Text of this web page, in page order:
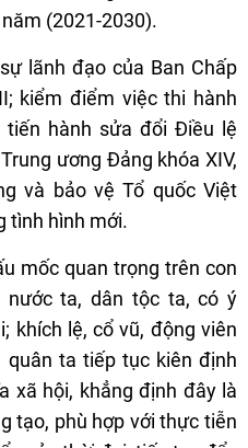
(2021-2030).
lãnh đạo của Ban Chấp
kiểm điểm việc thi hành
hành sửa đổi Điều lệ
ương Đảng khóa XIV,
và bảo vệ Tổ quốc Việt
tình hình mới.
mốc quan trọng trên con
ta, dân tộc ta, có ý
khích lệ, cổ vũ, động viên
ta tiếp tục kiên định
xã hội, khẳng định đây là
tạo, phù hợp với thực tiễn